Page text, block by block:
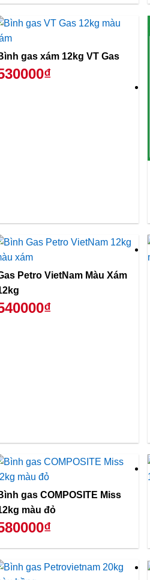
gas xám 12kg VT Gas
Petro VietNam Màu Xám
gas COMPOSITE Miss
màu đỏ